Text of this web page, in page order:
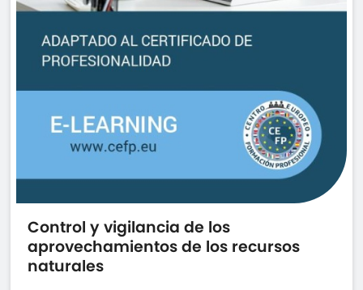
Control y vigilancia de los
aprovechamientos de los recursos
naturales